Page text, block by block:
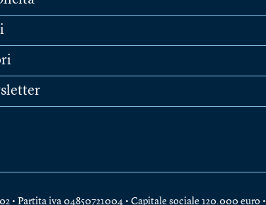
Partita iva 04850721004 • Capitale sociale 120.000 euro •